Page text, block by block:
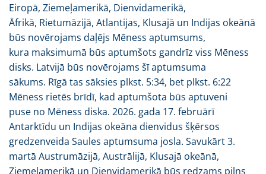
Eiropā, Ziemeļamerikā, Dienvidamerikā,
Āfrikā, Rietumāzijā, Atlantijas, Klusajā un Indijas okeānā
būs novērojams daļējs Mēness aptumsums,
kura maksimumā būs aptumšots gandrīz viss Mēness
disks. Latvijā būs novērojams šī aptumsuma
sākums. Rīgā tas sāksies plkst. 5:34, bet plkst. 6:22
Mēness rietēs brīdī, kad aptumšota būs aptuveni
puse no Mēness diska. 2026. gada 17. februārī
Antarktīdu un Indijas okeāna dienvidus šķērsos
gredzenveida Saules aptumsuma josla. Savukārt 3.
martā Austrumāzijā, Austrālijā, Klusajā okeānā,
Ziemeļamerikā un Dienvidamerikā būs redzams pilns